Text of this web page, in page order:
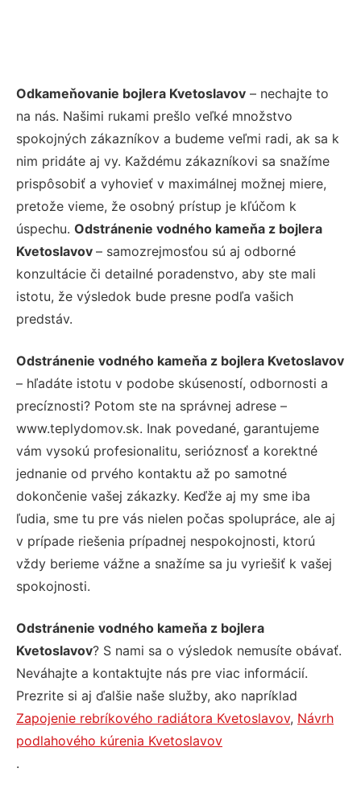
Odkameňovanie bojlera Kvetoslavov – nechajte to
na nás. Našimi rukami prešlo veľké množstvo
spokojných zákazníkov a budeme veľmi radi, ak sa k
nim pridáte aj vy. Každému zákazníkovi sa snažíme
prispôsobiť a vyhovieť v maximálnej možnej miere,
pretože vieme, že osobný prístup je kľúčom k
úspechu. Odstránenie vodného kameňa z bojlera
Kvetoslavov – samozrejmosťou sú aj odborné
konzultácie či detailné poradenstvo, aby ste mali
istotu, že výsledok bude presne podľa vašich
predstáv.
Odstránenie vodného kameňa z bojlera Kvetoslavov
– hľadáte istotu v podobe skúseností, odbornosti a
precíznosti? Potom ste na správnej adrese –
www.teplydomov.sk. Inak povedané, garantujeme
vám vysokú profesionalitu, serióznosť a korektné
jednanie od prvého kontaktu až po samotné
dokončenie vašej zákazky. Keďže aj my sme iba
ľudia, sme tu pre vás nielen počas spolupráce, ale aj
v prípade riešenia prípadnej nespokojnosti, ktorú
vždy berieme vážne a snažíme sa ju vyriešiť k vašej
spokojnosti.
Odstránenie vodného kameňa z bojlera
Kvetoslavov? S nami sa o výsledok nemusíte obávať.
Neváhajte a kontaktujte nás pre viac informácií.
Prezrite si aj ďalšie naše služby, ako napríklad
Zapojenie rebríkového radiátora Kvetoslavov, Návrh
podlahového kúrenia Kvetoslavov
.